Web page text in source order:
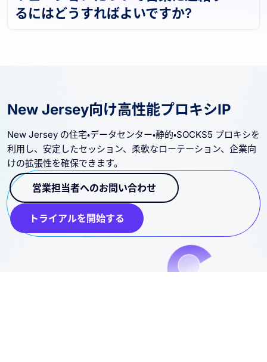
リューションについて営業に連絡す
New Jersey向け高性能プロキシIP
New Jersey の住宅・データセンター・静的・SOCKS5 プロキシを
利用し、安定したセッション、柔軟なローテーション、企業向
けの拡張性を確保できます。
営業担当者へのお問い合わせ
トライアルを開始する